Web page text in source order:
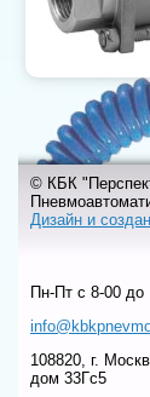
© КБК
Дизайн и
Пн-Пт c 8-00 до
108820, г.
дом 33Гс5